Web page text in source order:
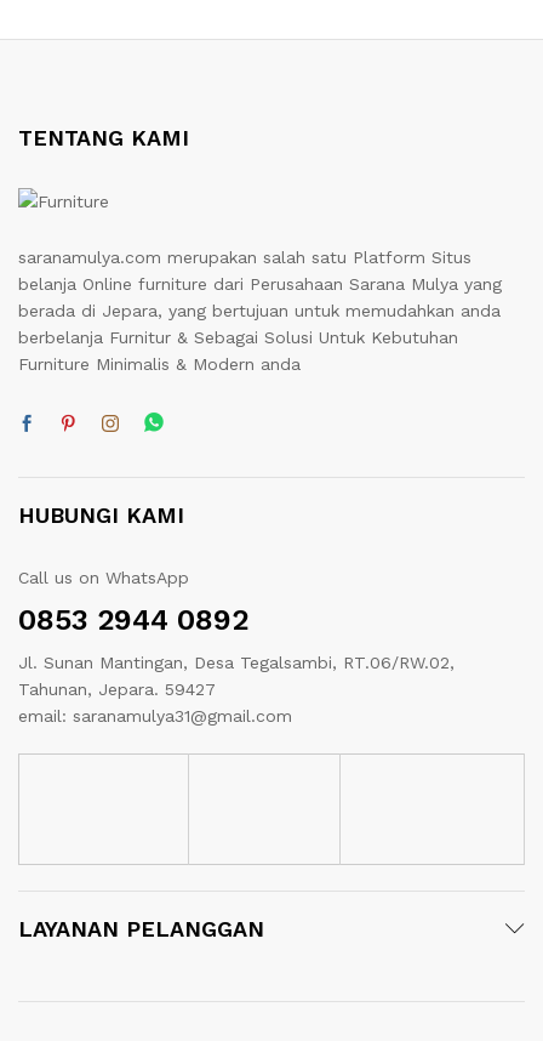
TENTANG KAMI
saranamulya.com merupakan salah satu Platform Situs
belanja Online furniture dari Perusahaan Sarana Mulya yang
berada di Jepara, yang bertujuan untuk memudahkan anda
berbelanja Furnitur & Sebagai Solusi Untuk Kebutuhan
Furniture Minimalis & Modern anda
HUBUNGI KAMI
Call us on WhatsApp
0853 2944 0892
Jl. Sunan Mantingan, Desa Tegalsambi, RT.06/RW.02,
Tahunan, Jepara. 59427
email: saranamulya31@gmail.com
LAYANAN PELANGGAN